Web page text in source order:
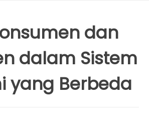
dan
dalam Sistem
yang Berbeda